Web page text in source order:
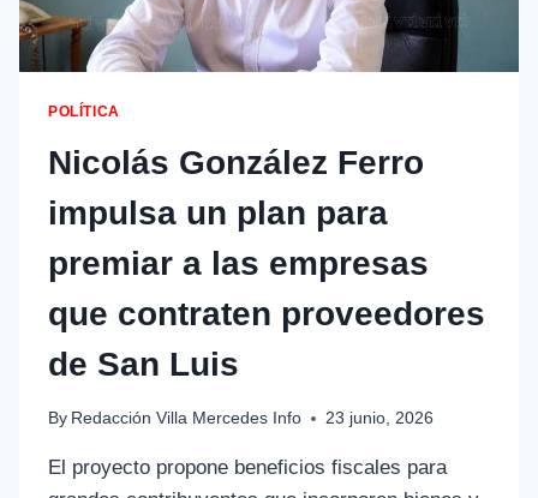
POLÍTICA
Nicolás González Ferro
impulsa un plan para
premiar a las empresas
que contraten proveedores
de San Luis
By Redacción Villa Mercedes Info 23 junio, 2026
El proyecto propone beneficios fiscales para